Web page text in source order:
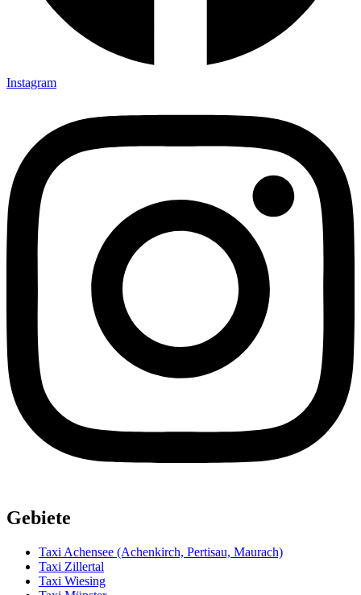
Instagram
Gebiete
Taxi Achensee (Achenkirch, Pertisau, Maurach)
Taxi Zillertal
Taxi Wiesing